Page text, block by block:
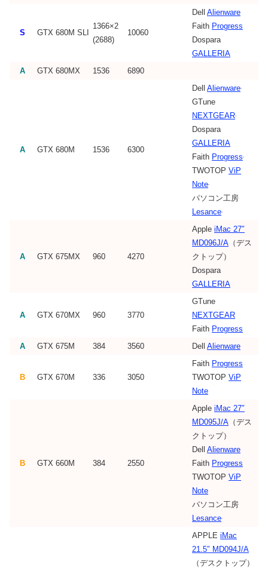
S GTX 680M SLI
1366×2
(2688)
10060
Dell Alienware
Faith Progress
Dospara
GALLERIA
A
GTX 680MX 1536 6890
A GTX 680M 1536 6300
Dell Alienware
GTune
NEXTGEAR
Dospara
GALLERIA
Faith Progress
TWOTOP ViP
Note
パソコン工房
Lesance
A GTX 675MX 960 4270
Apple iMac 27″
MD096J/A （デス
クトップ）
Dospara
GALLERIA
A GTX 670MX 960 3770
GTune
NEXTGEAR
Faith Progress
A
GTX 675M 384 3560 Dell Alienware
B GTX 670M 336 3050
Faith Progress
TWOTOP ViP
Note
B GTX 660M 384 2550
Apple iMac 27″
MD095J/A （デス
クトップ）
Dell Alienware
Faith Progress
TWOTOP ViP
Note
パソコン工房
Lesance
APPLE iMac
21.5″ MD094J/A
（デスクトップ）